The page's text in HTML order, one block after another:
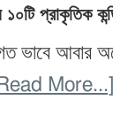
সহজ
করার
সেরা
প্রাকৃতিক
ভাবে আবার
[Read More...]